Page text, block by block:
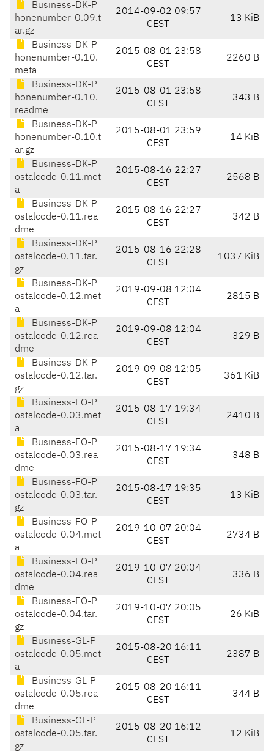
Business-DK-P
honenumber-0.09.t
ar.gz
2014-09-02 09:57
CEST
13 KiB
Business-DK-P
honenumber-0.10.
meta
2015-08-01 23:58
CEST
2260 B
Business-DK-P
honenumber-0.10.
readme
2015-08-01 23:58
CEST
343 B
Business-DK-P
honenumber-0.10.t
ar.gz
2015-08-01 23:59
CEST
14 KiB
Business-DK-P
ostalcode-0.11.met
a
2015-08-16 22:27
CEST
2568 B
Business-DK-P
ostalcode-0.11.rea
dme
2015-08-16 22:27
CEST
342 B
Business-DK-P
ostalcode-0.11.tar.
gz
2015-08-16 22:28
CEST
1037 KiB
Business-DK-P
ostalcode-0.12.met
a
2019-09-08 12:04
CEST
2815 B
Business-DK-P
ostalcode-0.12.rea
dme
2019-09-08 12:04
CEST
329 B
Business-DK-P
ostalcode-0.12.tar.
gz
2019-09-08 12:05
CEST
361 KiB
Business-FO-P
ostalcode-0.03.met
a
2015-08-17 19:34
CEST
2410 B
Business-FO-P
ostalcode-0.03.rea
dme
2015-08-17 19:34
CEST
348 B
Business-FO-P
ostalcode-0.03.tar.
gz
2015-08-17 19:35
CEST
13 KiB
Business-FO-P
ostalcode-0.04.met
a
2019-10-07 20:04
CEST
2734 B
Business-FO-P
ostalcode-0.04.rea
dme
2019-10-07 20:04
CEST
336 B
Business-FO-P
ostalcode-0.04.tar.
gz
2019-10-07 20:05
CEST
26 KiB
Business-GL-P
ostalcode-0.05.met
a
2015-08-20 16:11
CEST
2387 B
Business-GL-P
ostalcode-0.05.rea
dme
2015-08-20 16:11
CEST
344 B
Business-GL-P
ostalcode-0.05.tar.
gz
2015-08-20 16:12
CEST
12 KiB